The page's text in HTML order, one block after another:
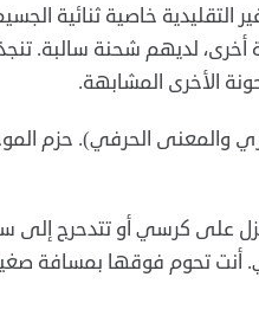
التقليدية خاصية ثنائية
لديهم شحنة سالبة.
الأخرى المشابهة.
والمعنى الحرفي). حزم
على كرسي أو تتدحرج إلى
أنت تحوم فوقها بمسافة